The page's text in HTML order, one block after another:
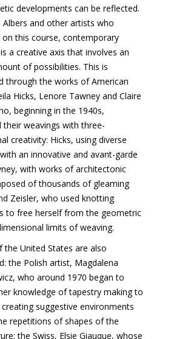
developments can be reflected.
Albers and other artists who
on this course, contemporary
a creative axis that involves an
of possibilities. This is
through the works of American
Hicks, Lenore Tawney and Claire
beginning in the 1940s,
their weavings with three-
creativity: Hicks, using diverse
an innovative and avant-garde
with works of architectonic
of thousands of gleaming
Zeisler, who used knotting
to free herself from the geometric
limits of weaving.
the United States are also
the Polish artist, Magdalena
who around 1970 began to
knowledge of tapestry making to
suggestive environments
repetitions of shapes of the
the Swiss, Elsie Giauque, whose